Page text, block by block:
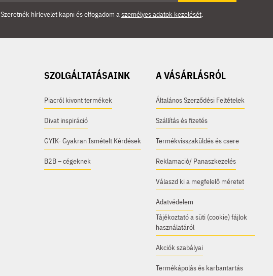
Szeretnék hírlevelet kapni és elfogadom aszemélyes adatok kezelését.
SZOLGÁLTATÁSAINK
Piacról kivont termékek
Divat inspiráció
GYIK- Gyakran Ismételt Kérdések
B2B – cégeknek
A VÁSÁRLÁSRÓL
Általános Szerződési Feltételek
Szállítás és fizetés
Termékvisszaküldés és csere
Reklamació/ Panaszkezelés
Válaszd ki a megfelelő méretet
Adatvédelem
Tájékoztató a süti (cookie) fájlok
használatáról
Akciók szabályai
Termékápolás és karbantartás